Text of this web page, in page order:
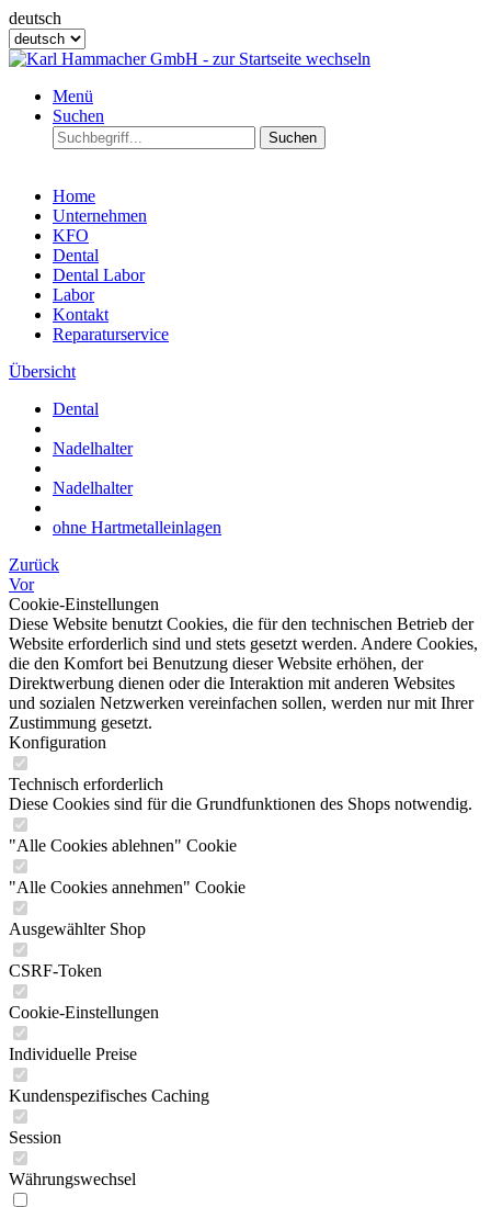
deutsch
Menü
Suchen
Suchen
Home
Unternehmen
KFO
Dental
Dental Labor
Labor
Kontakt
Reparaturservice
Übersicht
Dental
Nadelhalter
Nadelhalter
ohne Hartmetalleinlagen
Zurück
Vor
Cookie-Einstellungen
Diese Website benutzt Cookies, die für den technischen Betrieb der
Website erforderlich sind und stets gesetzt werden. Andere Cookies,
die den Komfort bei Benutzung dieser Website erhöhen, der
Direktwerbung dienen oder die Interaktion mit anderen Websites
und sozialen Netzwerken vereinfachen sollen, werden nur mit Ihrer
Zustimmung gesetzt.
Konfiguration
Technisch erforderlich
Diese Cookies sind für die Grundfunktionen des Shops notwendig.
"Alle Cookies ablehnen" Cookie
"Alle Cookies annehmen" Cookie
Ausgewählter Shop
CSRF-Token
Cookie-Einstellungen
Individuelle Preise
Kundenspezifisches Caching
Session
Währungswechsel